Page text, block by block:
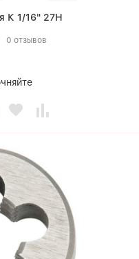
К 1/16" 27Н
0 отзывов